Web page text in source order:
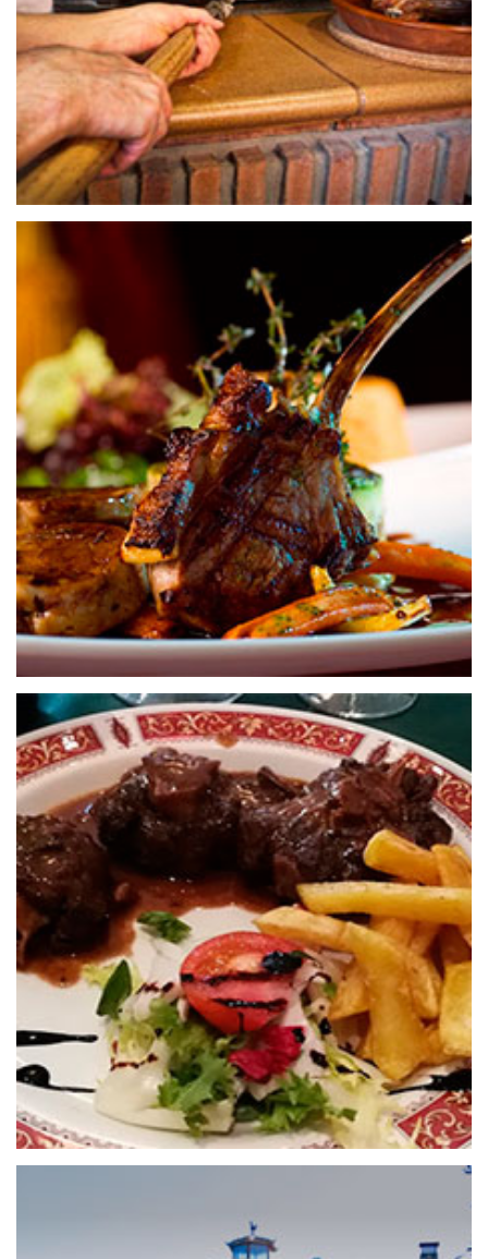
25 de septiembre de 2020
RESTAURANTE ALVARGONZALEZ
25 de septiembre de 2020
MESÓN TITO